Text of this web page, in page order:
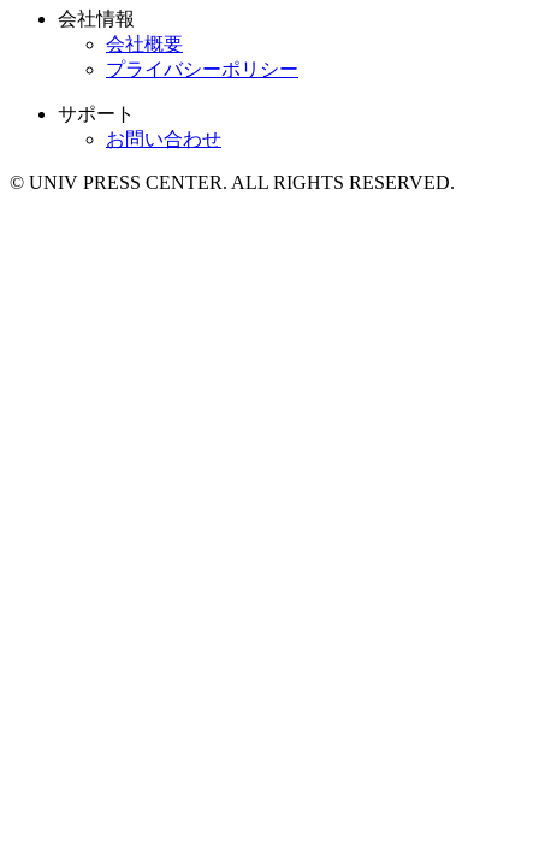
会社情報
会社概要
プライバシーポリシー
サポート
お問い合わせ
© UNIV PRESS CENTER. ALL RIGHTS RESERVED.